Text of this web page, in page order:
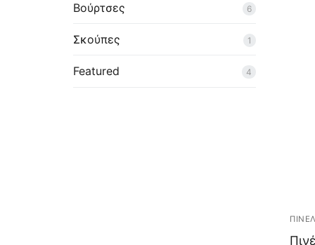
Βούρτσες 6
Σκούπες 1
Featured 4